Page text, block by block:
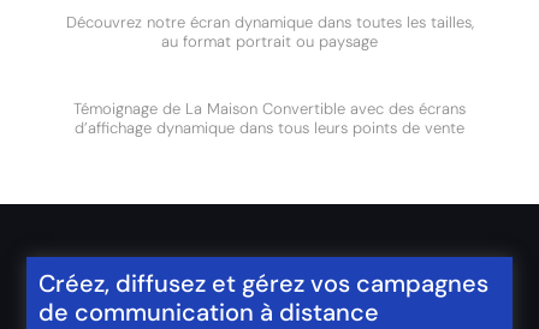
Découvrez notre écran dynamique dans toutes les tailles,
au format portrait ou paysage
Témoignage de La Maison Convertible avec des écrans
d’affichage dynamique dans tous leurs points de vente
Créez, diffusez et gérez vos campagnes
de communication à distance